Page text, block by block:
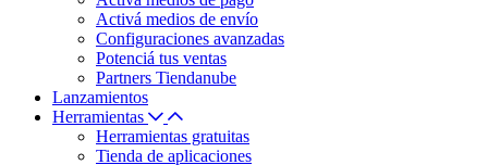
Activá medios de envío
Configuraciones avanzadas
Potenciá tus ventas
Partners Tiendanube
Lanzamientos
Herramientas
Herramientas gratuitas
Tienda de aplicaciones